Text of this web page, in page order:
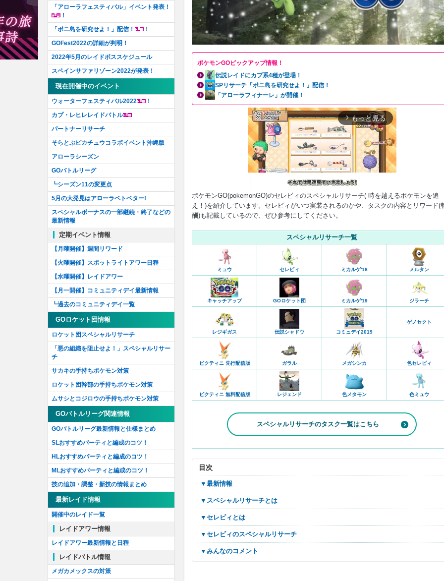
ポケモンGOピックアップ情報！
伝説レイドにカプ系4種が登場！
SPリサーチ「ポニ島を研究せよ！」配信！
「アローラフィナーレ」が開催！
arrow_forward_ios もっと見る
ポケモンGO(pokemonGO)のセレビィのスペシャルリサーチ( 時を越えるポケモンを追
え！)を紹介しています。セレビィがいつ実装されるのかや、タスクの内容とリワード(
酬)も記載しているので、ぜひ参考にしてください。
スペシャルリサーチ一覧
ミュウ セレビィ ミカルゲ'18 メルタン
キャッチアップ GOロケット団 ミカルゲ'19 ジラーチ
レジギガス 伝説シャドウ コミュデイ2019
ゲノセクト
ビクティニ 先行配信版 ガラル メガシンカ 色セレビィ
ビクティニ 無料配信版 レジェンド 色メタモン 色ミュウ
スペシャルリサーチのタスク一覧はこちら
目次
▼最新情報
▼スペシャルリサーチとは
▼セレビィとは
▼セレビィのスペシャルリサーチ
▼みんなのコメント
「アローラフェスティバル」イベント発表！
！
「ポニ島を研究せよ！」配信！
！
GOFest2022の詳細が判明！
2022年5月のレイドボススケジュール
スペインサファリゾーン2022が発表！
現在開催中のイベント
ウォーターフェスティバル2022
！
カプ・レヒレレイドバトル
パートナーリサーチ
そらとぶピカチュウコラボイベント沖縄版
アローラシーズン
GOバトルリーグ
┗シーズン11の変更点
5月の大発見はアローラベトベター!
スペシャルボーナスの一部継続・終了などの
最新情報
定期イベント情報
【月曜開催】週間リワード
【火曜開催】スポットライトアワー日程
【水曜開催】レイドアワー
【月一開催】コミュニティデイ最新情報
┗過去のコミュニティデイ一覧
GOロケット団情報
ロケット団スペシャルリサーチ
「悪の組織を阻止せよ！」スペシャルリサー
チ
サカキの手持ちポケモン対策
ロケット団幹部の手持ちポケモン対策
ムサシとコジロウの手持ちポケモン対策
GOバトルリーグ関連情報
GOバトルリーグ最新情報と仕様まとめ
SLおすすめパーティと編成のコツ！
HLおすすめパーティと編成のコツ！
MLおすすめパーティと編成のコツ！
技の追加・調整・新技の情報まとめ
最新レイド情報
開催中のレイド一覧
レイドアワー情報
レイドアワー最新情報と日程
レイドバトル情報
メガカメックスの対策